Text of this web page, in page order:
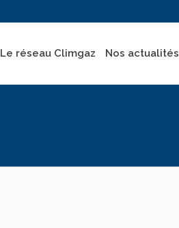
Le réseau Climgaz Nos actualités